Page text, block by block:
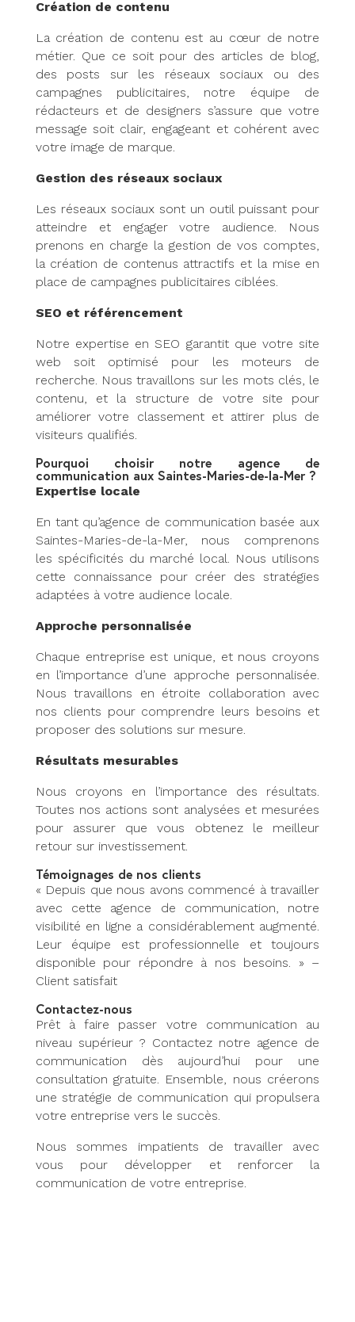
Création de contenu
La création de contenu est au cœur de notre
métier. Que ce soit pour des articles de blog,
des posts sur les réseaux sociaux ou des
campagnes publicitaires, notre équipe de
rédacteurs et de designers s’assure que votre
message soit clair, engageant et cohérent avec
votre image de marque.
Gestion des réseaux sociaux
Les réseaux sociaux sont un outil puissant pour
atteindre et engager votre audience. Nous
prenons en charge la gestion de vos comptes,
la création de contenus attractifs et la mise en
place de campagnes publicitaires ciblées.
SEO et référencement
Notre expertise en SEO garantit que votre site
web soit optimisé pour les moteurs de
recherche. Nous travaillons sur les mots clés, le
contenu, et la structure de votre site pour
améliorer votre classement et attirer plus de
visiteurs qualifiés.
Pourquoi choisir notre agence de
communication aux Saintes-Maries-de-la-Mer ?
Expertise locale
En tant qu’agence de communication basée aux
Saintes-Maries-de-la-Mer, nous comprenons
les spécificités du marché local. Nous utilisons
cette connaissance pour créer des stratégies
adaptées à votre audience locale.
Approche personnalisée
Chaque entreprise est unique, et nous croyons
en l’importance d’une approche personnalisée.
Nous travaillons en étroite collaboration avec
nos clients pour comprendre leurs besoins et
proposer des solutions sur mesure.
Résultats mesurables
Nous croyons en l’importance des résultats.
Toutes nos actions sont analysées et mesurées
pour assurer que vous obtenez le meilleur
retour sur investissement.
Témoignages de nos clients
« Depuis que nous avons commencé à travailler
avec cette agence de communication, notre
visibilité en ligne a considérablement augmenté.
Leur équipe est professionnelle et toujours
disponible pour répondre à nos besoins. » –
Client satisfait
Contactez-nous
Prêt à faire passer votre communication au
niveau supérieur ? Contactez notre agence de
communication dès aujourd’hui pour une
consultation gratuite. Ensemble, nous créerons
une stratégie de communication qui propulsera
votre entreprise vers le succès.
Nous sommes impatients de travailler avec
vous pour développer et renforcer la
communication de votre entreprise.